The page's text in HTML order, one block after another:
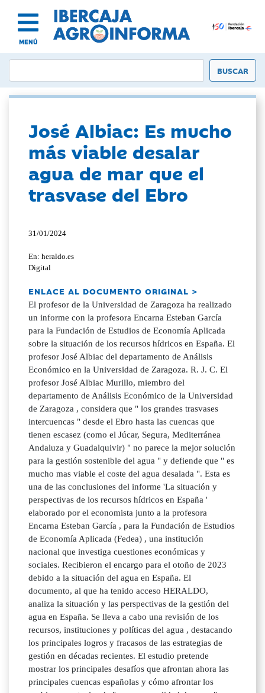
MENÚ
José Albiac: Es mucho
más viable desalar
agua de mar que el
trasvase del Ebro
31/01/2024
En: heraldo.es
Digital
ENLACE AL DOCUMENTO ORIGINAL >
El profesor de la Universidad de Zaragoza ha realizado
un informe con la profesora Encarna Esteban García
para la Fundación de Estudios de Economía Aplicada
sobre la situación de los recursos hídricos en España. El
profesor José Albiac del departamento de Análisis
Económico en la Universidad de Zaragoza. R. J. C. El
profesor José Albiac Murillo, miembro del
departamento de Análisis Económico de la Universidad
de Zaragoza , considera que " los grandes trasvases
intercuencas " desde el Ebro hasta las cuencas que
tienen escasez (como el Júcar, Segura, Mediterránea
Andaluza y Guadalquivir) " no parece la mejor solución
para la gestión sostenible del agua " y defiende que " es
mucho mas viable el coste del agua desalada ". Esta es
una de las conclusiones del informe 'La situación y
perspectivas de los recursos hídricos en España '
elaborado por el economista junto a la profesora
Encarna Esteban García , para la Fundación de Estudios
de Economía Aplicada (Fedea) , una institución
nacional que investiga cuestiones económicas y
sociales. Recibieron el encargo para el otoño de 2023
debido a la situación del agua en España. El
documento, al que ha tenido acceso HERALDO,
analiza la situación y las perspectivas de la gestión del
agua en España. Se lleva a cabo una revisión de los
recursos, instituciones y políticas del agua , destacando
los principales logros y fracasos de las estrategias de
gestión en décadas recientes. El estudio pretende
mostrar los principales desafíos que afrontan ahora las
principales cuencas españolas y cómo afrontar los